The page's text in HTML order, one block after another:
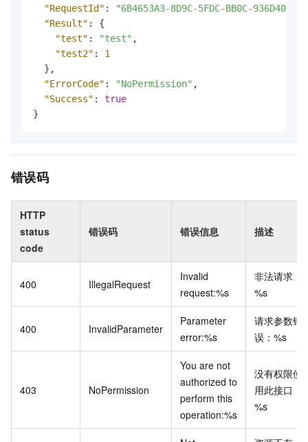
"RequestId" :
"6B4653A3-8D9C-5FDC-BB0C-
"Result" :
{
"test" : "test" ,
"test2" :
1
} ,
"ErrorCode" : "NoPermission" ,
"Success" :
true
}
错误码
HTTP
status
code
错误码 错误信息 描述
400 IllegalRequest
Invalid
request:%s
非法请求：
%s
400 InvalidParameter
Parameter
error:%s
请求参数错
误：%s
403 NoPermission
You are not
authorized to
perform this
operation:%s
没有权限使
用此接口：
%s